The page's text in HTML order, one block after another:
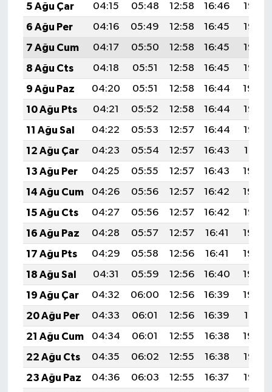
5 Ağu Çar
04:15 05:48 12:58 16:46
19:58
6 Ağu Per
04:16 05:49 12:58 16:45
19:57
7 Ağu Cum
04:17 05:50 12:58 16:45
19:56
8 Ağu Cts
04:18 05:51 12:58 16:45
19:55
9 Ağu Paz
04:20 05:51 12:58 16:44
19:54
10 Ağu Pts
04:21 05:52 12:58 16:44
19:53
11 Ağu Sal
04:22 05:53 12:57 16:44
19:52
12 Ağu Çar
04:23 05:54 12:57 16:43
19:51
13 Ağu Per
04:25 05:55 12:57 16:43
19:50
14 Ağu Cum
04:26 05:56 12:57 16:42
19:48
15 Ağu Cts
04:27 05:56 12:57 16:42
19:47
16 Ağu Paz
04:28 05:57 12:57 16:41
19:46
17 Ağu Pts
04:29 05:58 12:56 16:41
19:45
18 Ağu Sal
04:31 05:59 12:56 16:40
19:43
19 Ağu Çar
04:32 06:00 12:56 16:39
19:42
20 Ağu Per
04:33 06:01 12:56 16:39
19:41
21 Ağu Cum
04:34 06:01 12:55 16:38
19:39
22 Ağu Cts
04:35 06:02 12:55 16:38
19:38
23 Ağu Paz
04:36 06:03 12:55 16:37
19:37